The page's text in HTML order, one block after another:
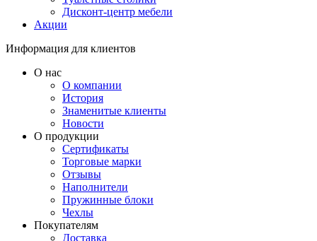
Дисконт-центр мебели
Акции
Информация для клиентов
О нас
О компании
История
Знаменитые клиенты
Новости
О продукции
Сертификаты
Торговые марки
Отзывы
Наполнители
Пружинные блоки
Чехлы
Покупателям
Доставка